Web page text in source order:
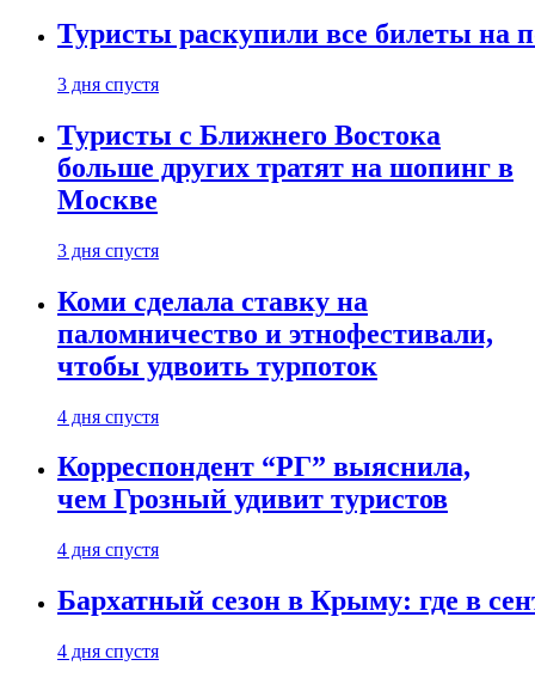
Туристы раскупили все билеты на
3 дня спустя
Туристы с Ближнего Востока
больше других тратят на шопинг в
Москве
3 дня спустя
Коми сделала ставку на
паломничество и этнофестивали,
чтобы удвоить турпоток
4 дня спустя
Корреспондент “РГ” выяснила,
чем Грозный удивит туристов
4 дня спустя
Бархатный сезон в Крыму: где в
4 дня спустя